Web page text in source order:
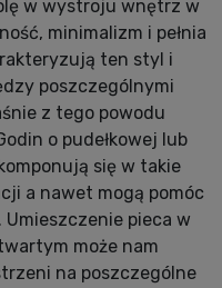
w wystroju wnętrz w
minimalizm i pełnia
ten styl i
poszczególnymi
z tego powodu
o pudełkowej lub
się w takie
a nawet mogą pomóc
Umieszczenie pieca w
może nam
na poszczególne